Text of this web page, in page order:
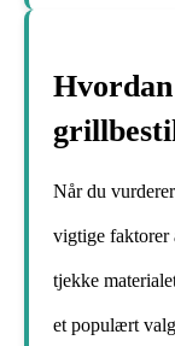
Når du
vigtige faktorer
tjekke
et populært